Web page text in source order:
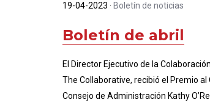
19-04-2023 · Boletín de noticias
Boletín de abril
El Director Ejecutivo de la
The Collaborative, recibió el Premio
Consejo de Administración Kathy